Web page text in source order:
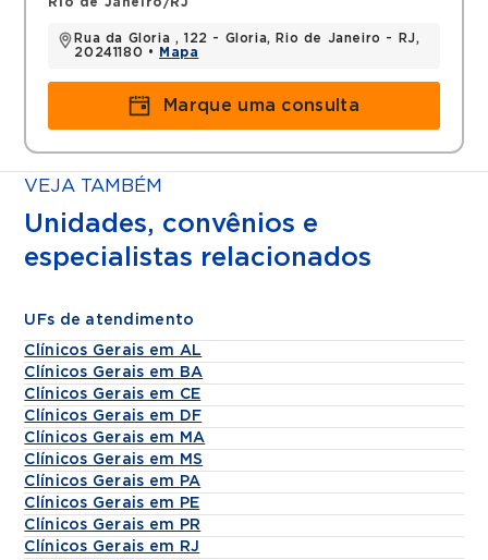
Rua da Gloria , 122 - Gloria, Rio de Janeiro - RJ,
20241180 •
Mapa
Marque uma consulta
VEJA TAMBÉM
Unidades, convênios e
especialistas relacionados
UFs de atendimento
Clínicos Gerais em AL
Clínicos Gerais em BA
Clínicos Gerais em CE
Clínicos Gerais em DF
Clínicos Gerais em MA
Clínicos Gerais em MS
Clínicos Gerais em PA
Clínicos Gerais em PE
Clínicos Gerais em PR
Clínicos Gerais em RJ